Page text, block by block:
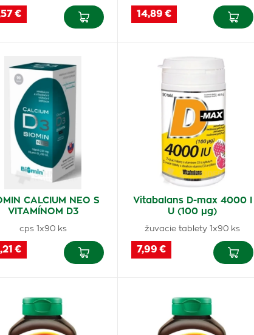
€ 14,89 €
CALCIUM NEO S
VITAMÍNOM D3
cps 1x90 ks
€
Vitabalans D-max 4000 I
U (100 µg)
žuvacie tablety 1x90 ks
7,99 €